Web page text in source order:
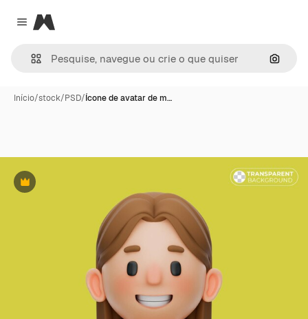
Close menu
Magnific
Início/stock/PSD/Ícone de avatar de m…
Premium